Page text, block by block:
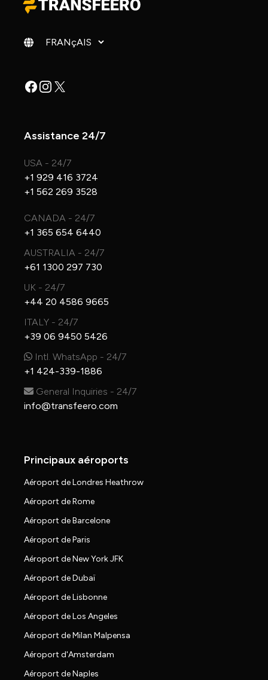
Changer de langue
Facebook
Instagram
X
Assistance 24/7
USA - 24/7
+1 929 416 3724
+1 562 269 3528
CANADA - 24/7
+1 365 654 6440
AUSTRALIA - 24/7
+61 1300 297 730
UK - 24/7
+44 20 4586 9665
ITALY - 24/7
+39 06 9450 5426
Intl. WhatsApp - 24/7
+1 424-339-1886
General Inquiries - 24/7
info@transfeero.com
Principaux aéroports
Aéroport de Londres Heathrow
Aéroport de Rome
Aéroport de Barcelone
Aéroport de Paris
Aéroport de New York JFK
Aéroport de Dubaï
Aéroport de Lisbonne
Aéroport de Los Angeles
Aéroport de Milan Malpensa
Aéroport d'Amsterdam
Aéroport de Naples